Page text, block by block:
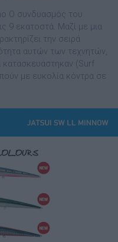
Ο συνδυασµός του
9 εκατοστά. Μαζί µε µια
την σειρά
αυτών των τεχνητών,
κατασκευάστηκαν (Surf
µε ευκολία κόντρα σε